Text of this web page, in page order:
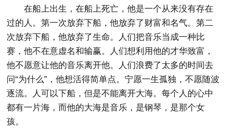
在船上出生，在船上死亡，他是一个从来没有存在
过的人。第一次放弃下船，他放弃了财富和名气。第二
次放弃下船，他放弃了生命。人们把音乐当成一种比
赛，他不在意虚名和输赢。人们想利用他的才华致富，
他不愿意让他的音乐离开他。人们浪费了太多的时间去
问“为什么”，他想活得简单点。宁愿一生孤独，不愿随波
逐流。人可以下船，但是不能离开大海。每个人的心中
都有一片海，而他的大海是音乐，是钢琴，是那个女
孩。